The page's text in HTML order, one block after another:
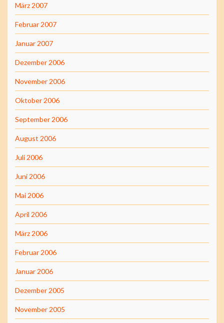
März 2007
Februar 2007
Januar 2007
Dezember 2006
November 2006
Oktober 2006
September 2006
August 2006
Juli 2006
Juni 2006
Mai 2006
April 2006
März 2006
Februar 2006
Januar 2006
Dezember 2005
November 2005